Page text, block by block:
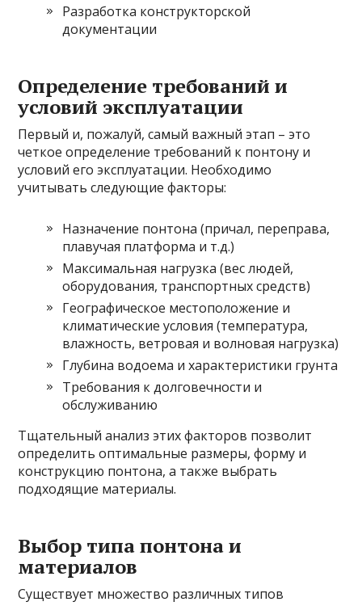
Разработка конструкторской
документации
Определение требований и
условий эксплуатации
Первый и, пожалуй, самый важный этап – это
четкое определение требований к понтону и
условий его эксплуатации. Необходимо
учитывать следующие факторы:
Назначение понтона (причал, переправа,
плавучая платформа и т.д.)
Максимальная нагрузка (вес людей,
оборудования, транспортных средств)
Географическое местоположение и
климатические условия (температура,
влажность, ветровая и волновая нагрузка)
Глубина водоема и характеристики грунта
Требования к долговечности и
обслуживанию
Тщательный анализ этих факторов позволит
определить оптимальные размеры, форму и
конструкцию понтона, а также выбрать
подходящие материалы.
Выбор типа понтона и
материалов
Существует множество различных типов